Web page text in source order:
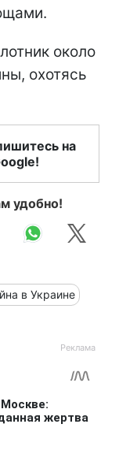
около
охотясь
на
удобно!
в Украине